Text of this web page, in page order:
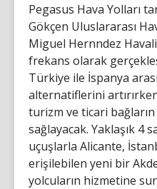
Pegasus Hava Yolları
Gökçen Uluslararası
Miguel Hernndez
frekans olarak
Türkiye ile İspanya
alternatiflerini
turizm ve ticari
sağlayacak. Yaklaşık 4
uçuşlarla Alicante,
erişilebilen yeni bir
yolcuların hizmetine